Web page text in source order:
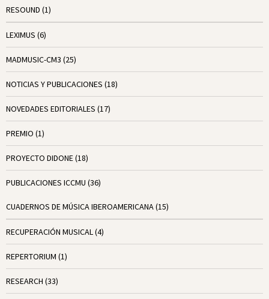
RESOUND (1)
LEXIMUS (6)
MADMUSIC-CM3 (25)
NOTICIAS Y PUBLICACIONES (18)
NOVEDADES EDITORIALES (17)
PREMIO (1)
PROYECTO DIDONE(18)
PUBLICACIONES ICCMU (36)
CUADERNOS DE MÚSICA IBEROAMERICANA(15)
RECUPERACIÓN MUSICAL(4)
REPERTORIUM (1)
RESEARCH (33)